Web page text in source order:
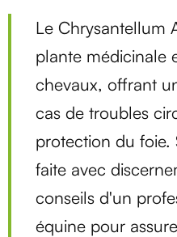
Le Chrysantellum
plante médicinale
chevaux, offrant
cas de troubles
protection du foie.
faite avec
conseils d'un
équine pour